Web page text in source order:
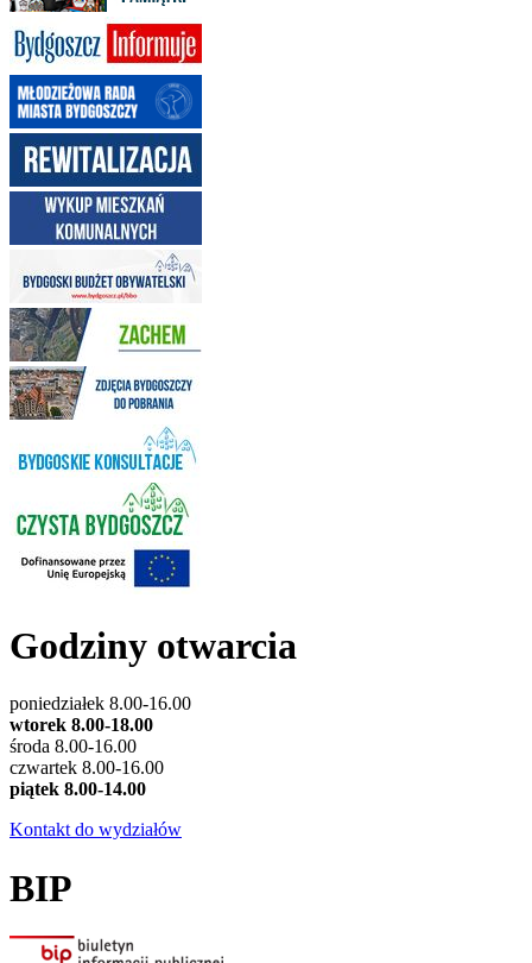
Godziny otwarcia
poniedziałek 8.00-16.00
wtorek 8.00-18.00
środa 8.00-16.00
czwartek 8.00-16.00
piątek 8.00-14.00
Kontakt do wydziałów
BIP